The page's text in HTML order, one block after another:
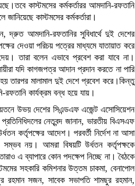
কাস্টমসের কর্মকর্তারর আমদানি-রফতানি
কাস্টমসের কর্মকর্তারা।
দ্রুত আমদানি-রফতানির সুবিধার্থে দুই দেশের
দেওয়া পরিচয় পত্রের মাধ্যমে যাতায়াত করে
তারা বলেন এভাবে প্রবেশ করা যাবে না।
যদি কাগজপত্র আদান প্রদান করতে না পারি
মালামাল দুই দেশে প্রবেশ করে।কিন্তু
রফতানি কার্যক্রম বন্ধ হয়ে যায়।
উভয় দেশের সিএন্ডএফ এজেন্ট এসোসিয়েশন
নেতৃবন্দ জানান, ভারতীয় বিএসএফ
কর্তৃপক্ষের আদেশ। পরবর্তী নির্দেশ না আসা
নয়। আমরা বিষয়টি উর্ধতন কর্তৃপক্ষকে
এ ব্যাপারে কোন পদক্ষেপ নিচ্ছে না। বৈঠকে
সহকারি কমিশনার উত্তম চাকমা, বেনাপোল
রহমান সজন, সাবেক সভাপতি শামছুর রহমান,